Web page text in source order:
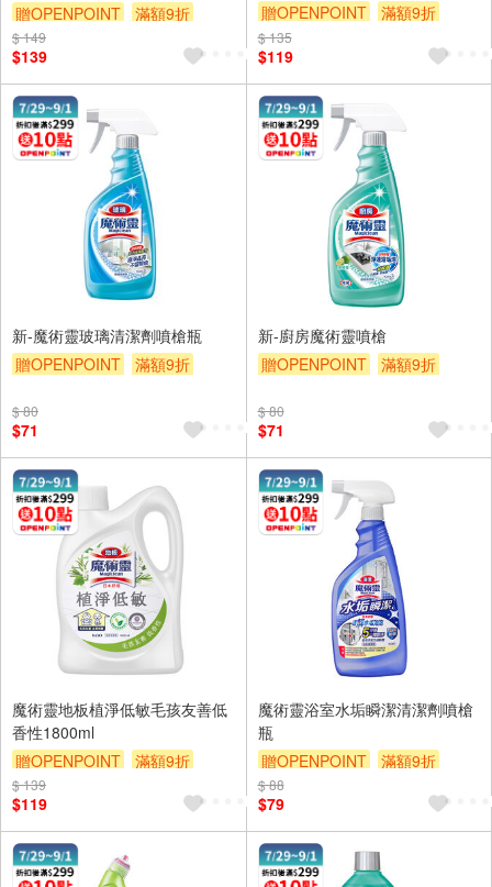
贈OPENPOINT
滿額9折
贈$200
$ 149
$139
贈OPENPOINT
滿額9折
贈$200
$ 135
$119
新-魔術靈玻璃清潔劑噴槍瓶
贈OPENPOINT
滿額9折
$ 80
$71
新-廚房魔術靈噴槍
贈OPENPOINT
滿額9折
$ 80
$71
魔術靈地板植淨低敏毛孩友善低
香性1800ml
贈OPENPOINT
滿額9折
贈$200
$ 139
$119
魔術靈浴室水垢瞬潔清潔劑噴槍
瓶
贈OPENPOINT
滿額9折
贈$200
$ 88
$79